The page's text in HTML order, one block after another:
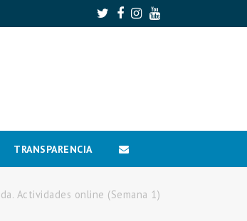
Twitter
Facebook
Instagram
Youtube
TRANSPARENCIA
Actividades online (Semana 1)